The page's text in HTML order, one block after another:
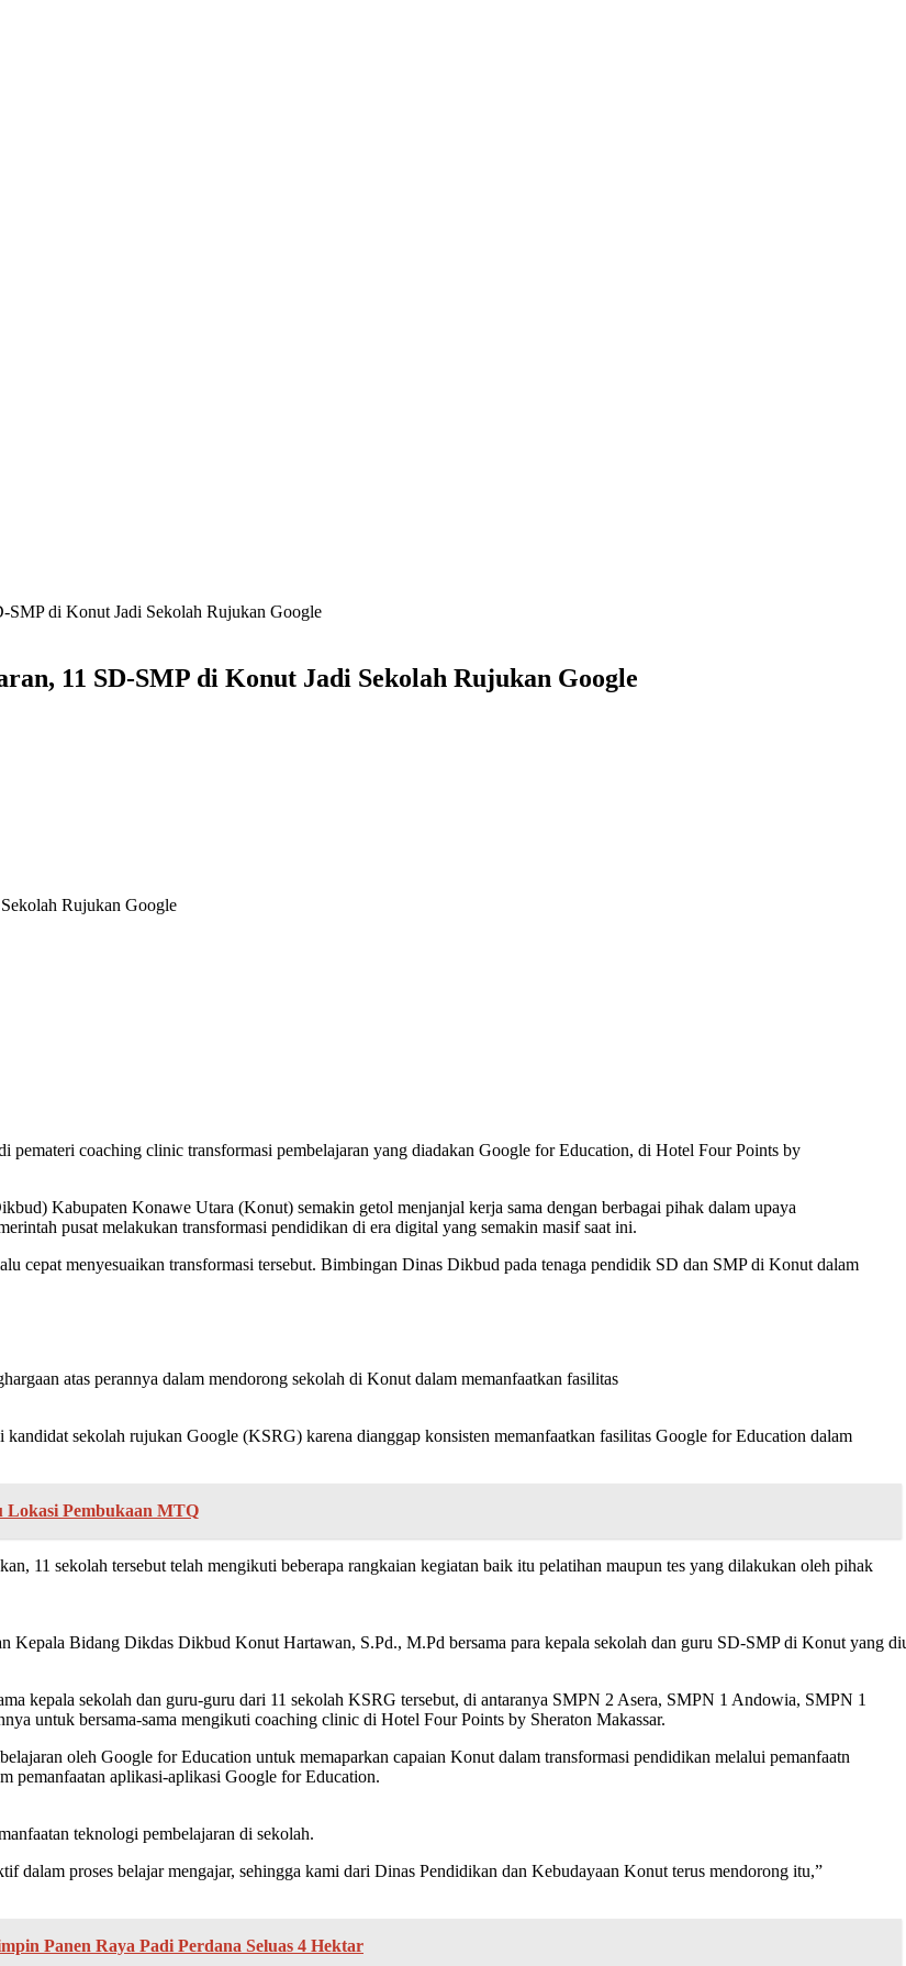
SMP di Konut Jadi Sekolah Rujukan Google
11 SD-SMP di Konut Jadi Sekolah Rujukan Google
Rujukan Google
coaching clinic transformasi pembelajaran yang diadakan Google for Education, di Hotel Four Points by
Kabupaten Konawe Utara (Konut) semakin getol menjanjal kerja sama dengan berbagai pihak dalam upaya
pusat melakukan transformasi pendidikan di era digital yang semakin masif saat ini.
cepat menyesuaikan transformasi tersebut. Bimbingan Dinas Dikbud pada tenaga pendidik SD dan SMP di Konut dalam
atas perannya dalam mendorong sekolah di Konut dalam memanfaatkan fasilitas
sekolah rujukan Google (KSRG) karena dianggap konsisten memanfaatkan fasilitas Google for Education dalam
Lokasi Pembukaan MTQ
11 sekolah tersebut telah mengikuti beberapa rangkaian kegiatan baik itu pelatihan maupun tes yang dilakukan oleh pihak
Bidang Dikdas Dikbud Konut Hartawan, S.Pd., M.Pd bersama para kepala sekolah dan guru SD-SMP di Konut yang
kepala sekolah dan guru-guru dari 11 sekolah KSRG tersebut, di antaranya SMPN 2 Asera, SMPN 1 Andowia, SMPN 1
untuk bersama-sama mengikuti coaching clinic di Hotel Four Points by Sheraton Makassar.
oleh Google for Education untuk memaparkan capaian Konut dalam transformasi pendidikan melalui pemanfaatn
pemanfaatan aplikasi-aplikasi Google for Education.
teknologi pembelajaran di sekolah.
dalam proses belajar mengajar, sehingga kami dari Dinas Pendidikan dan Kebudayaan Konut terus mendorong itu,”
Panen Raya Padi Perdana Seluas 4 Hektar